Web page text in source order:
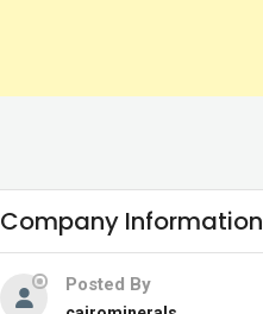
Company Information
Posted By